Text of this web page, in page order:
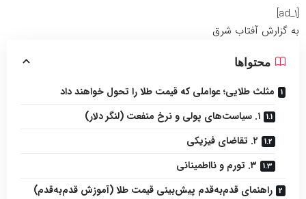
[ad_1]
به گزارش آفتاب شرق
محتواها
مثلث طلایی؛ عواملی که قیمت طلا را تحول خواهند داد
۱. سیاست‌های پولی و نرخ منفعت (لنگر دلار)
۲. تقاضای فیزیکی
۳. تورم و نااطمینانی
راهنمای قدم‌به‌قدم پیش‌بینی قیمت طلا (آموزش قدم‌به‌قدم)